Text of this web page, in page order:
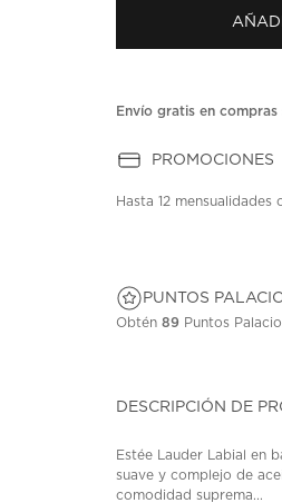
Envío gratis en
PROMOCIONES
Hasta12 mensualidades
PUNTOS
Obtén89 Puntos
DESCRIPCIÓN DE
Estée Lauder Labial en
suave y complejo de
comodidad suprema...